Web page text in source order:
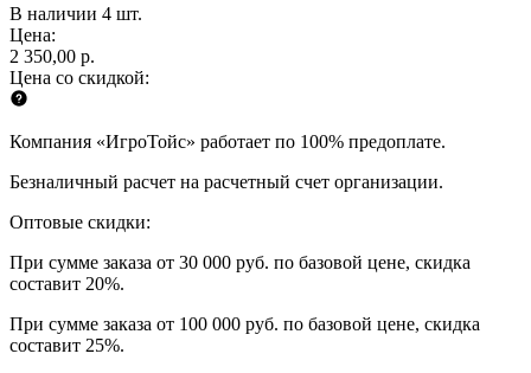
В наличии 4 шт.
Цена:
2 350,00 р.
Цена со скидкой:
Компания «ИгроТойс» работает по 100% предоплате.
Безналичный расчет на расчетный счет организации.
Оптовые скидки:
При сумме заказа от 30 000 руб. по базовой цене, скидка
составит 20%.
При сумме заказа от 100 000 руб. по базовой цене, скидка
составит 25%.